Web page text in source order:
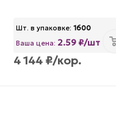
Шт. в упаковке: 1600
Ваша цена: 2.59 ₽/шт
4 144 ₽/кор.